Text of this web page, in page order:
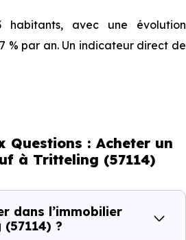
habitants, avec une évolution
% par an. Un indicateur direct de
renseigne directement sur la
et les typologies de biens les
(57114) dispose de 1
Questions : Acheter un
à Tritteling (57114)
dans l’immobilier
?